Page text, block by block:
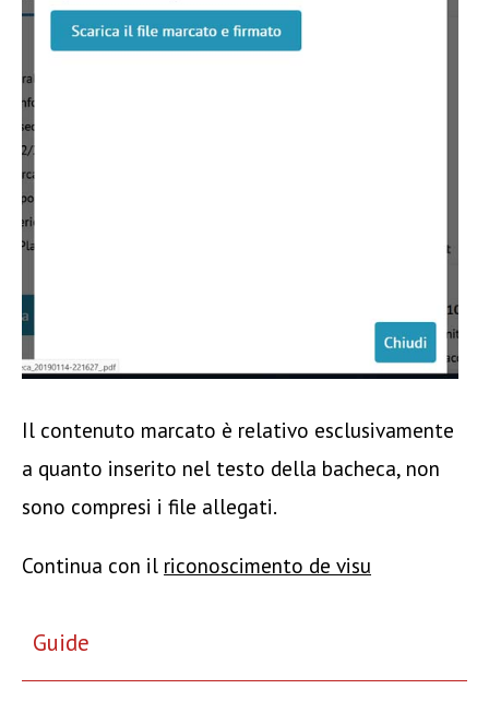
Il contenuto marcato è relativo esclusivamente
a quanto inserito nel testo della bacheca, non
sono compresi i file allegati.
Continua con il riconoscimento de visu
Guide